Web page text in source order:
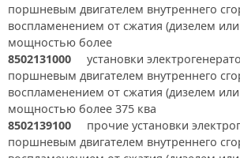
поршневым двигателем внутреннего
воспламенением от сжатия (дизелем
мощностью более
8502131000 установки
поршневым двигателем внутреннего
воспламенением от сжатия (дизелем
мощностью более 375 ква
8502139100 прочие установки
поршневым двигателем внутреннего